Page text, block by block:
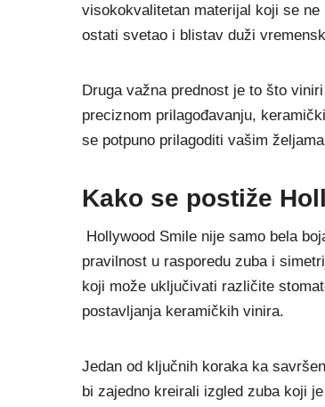
visokokvalitetan materijal koji se
ostati svetao i blistav duži
Druga važna prednost je to što
preciznom prilagođavanju,
se potpuno prilagoditi vašim
Kako se postiže
Hollywood Smile nije samo bela
pravilnost u rasporedu zuba i
koji može uključivati različite
postavljanja keramičkih vinira.
Jedan od ključnih koraka ka
bi zajedno kreirali izgled zuba koji